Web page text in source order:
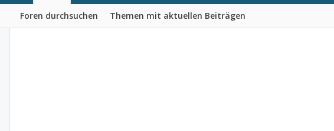
Foren durchsuchen Themen mit aktuellen Beiträgen